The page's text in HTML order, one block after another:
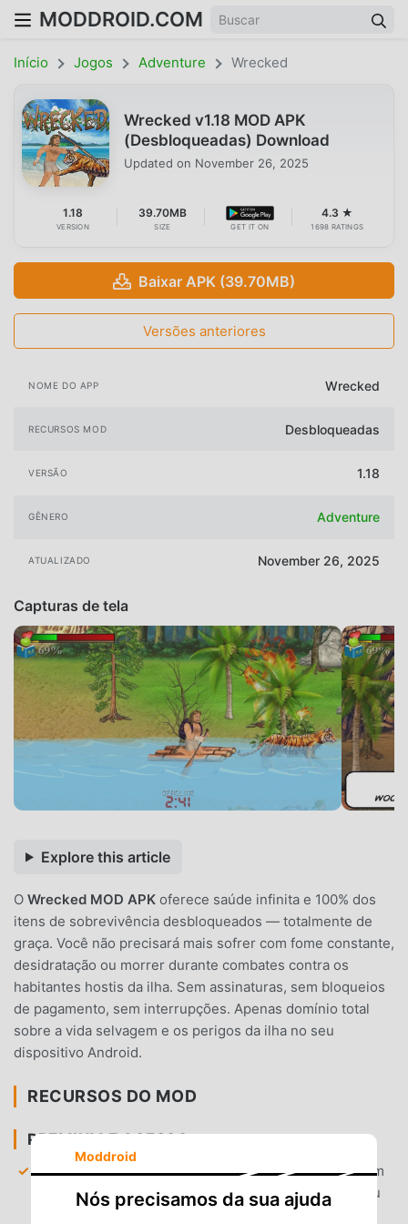
MODDROID.COM
Início Jogos Adventure Wrecked
Wrecked v1.18 MOD APK
(Desbloqueadas) Download
Updated on November 26, 2025
1.18
VERSION
39.70MB
SIZE GET IT ON
4.3 ★
1698 RATINGS
Baixar APK (39.70MB)
Versões anteriores
NOME DO APP Wrecked
RECURSOS MOD Desbloqueadas
VERSÃO 1.18
GÊNERO Adventure
ATUALIZADO November 26, 2025
Capturas de tela
Explore this article
O Wrecked MOD APK oferece saúde infinita e 100% dos
itens de sobrevivência desbloqueados — totalmente de
graça. Você não precisará mais sofrer com fome constante,
desidratação ou morrer durante combates contra os
habitantes hostis da ilha. Sem assinaturas, sem bloqueios
de pagamento, sem interrupções. Apenas domínio total
sobre a vida selvagem e os perigos da ilha no seu
dispositivo Android.
RECURSOS DO MOD
PREMIUM E ACESSO
Saúde Infinita— A barra de vida do seu personagem
permanece cheia, evitando a morte em combates ou
por perigos ambientais.
Moddroid
Nós precisamos da sua ajuda